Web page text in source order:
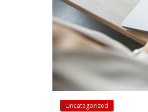
Uncategorized